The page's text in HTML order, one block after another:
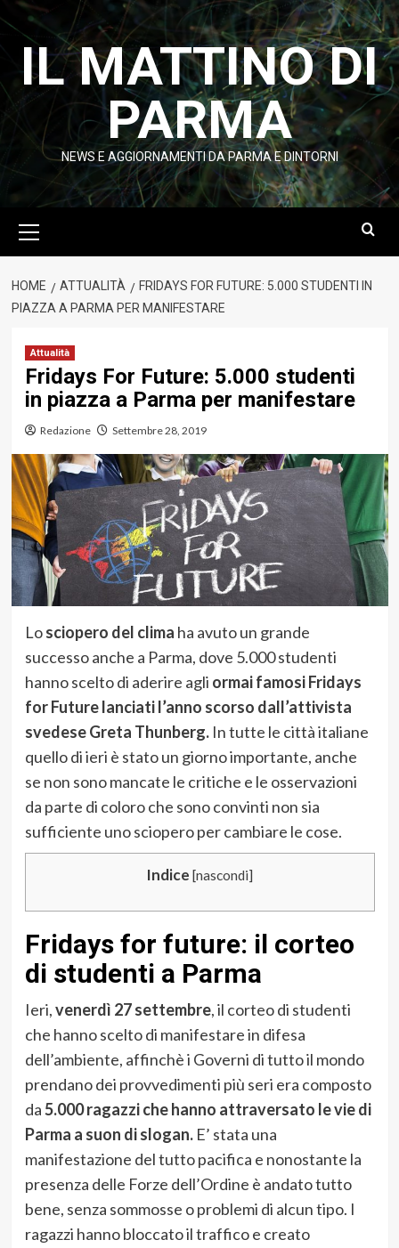
contenuto
IL MATTINO DI
PARMA
NEWS E AGGIORNAMENTI DA PARMA E DINTORNI
principale
HOME ATTUALITÀ
FRIDAYS FOR FUTURE: 5.000 STUDENTI IN
PIAZZA A PARMA PER MANIFESTARE
Attualità
Fridays For Future: 5.000 studenti
in piazza a Parma per manifestare
Redazione Settembre 28, 2019
Losciopero del clima ha avuto un grande
successo anche a Parma, dove 5.000 studenti
hanno scelto di aderire agli ormai famosi Fridays
for Future lanciati l’anno scorso dall’attivista
svedese Greta Thunberg.In tutte le città italiane
quello di ieri è stato un giorno importante, anche
se non sono mancate le critiche e le osservazioni
da parte di coloro che sono convinti non sia
sufficiente uno sciopero per cambiare le cose.
Indice [nascondi]
Fridays for future: il corteo
di studenti a Parma
Ieri,venerdì 27 settembre, il corteo di studenti
che hanno scelto di manifestare in difesa
dell’ambiente, affinchè i Governi di tutto il mondo
prendano dei provvedimenti più seri era composto
da5.000 ragazzi che hanno attraversato le vie di
Parma a suon di slogan.E’ stata una
manifestazione del tutto pacifica e nonostante la
presenza delle Forze dell’Ordine è andato tutto
bene, senza sommosse o problemi di alcun tipo. I
ragazzi hanno bloccato il traffico e creato